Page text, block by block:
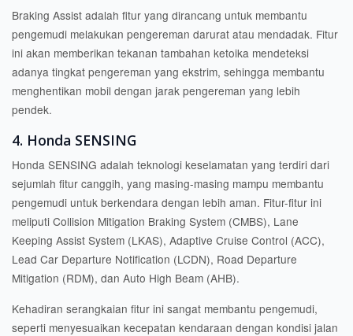
Braking Assist adalah fitur yang dirancang untuk membantu
pengemudi melakukan pengereman darurat atau mendadak. Fitur
ini akan memberikan tekanan tambahan ketoika mendeteksi
adanya tingkat pengereman yang ekstrim, sehingga membantu
menghentikan mobil dengan jarak pengereman yang lebih
pendek.
4. Honda SENSING
Honda SENSING adalah teknologi keselamatan yang terdiri dari
sejumlah fitur canggih, yang masing-masing mampu membantu
pengemudi untuk berkendara dengan lebih aman. Fitur-fitur ini
meliputi Collision Mitigation Braking System (CMBS), Lane
Keeping Assist System (LKAS), Adaptive Cruise Control (ACC),
Lead Car Departure Notification (LCDN), Road Departure
Mitigation (RDM), dan Auto High Beam (AHB).
Kehadiran serangkaian fitur ini sangat membantu pengemudi,
seperti menyesuaikan kecepatan kendaraan dengan kondisi jalan